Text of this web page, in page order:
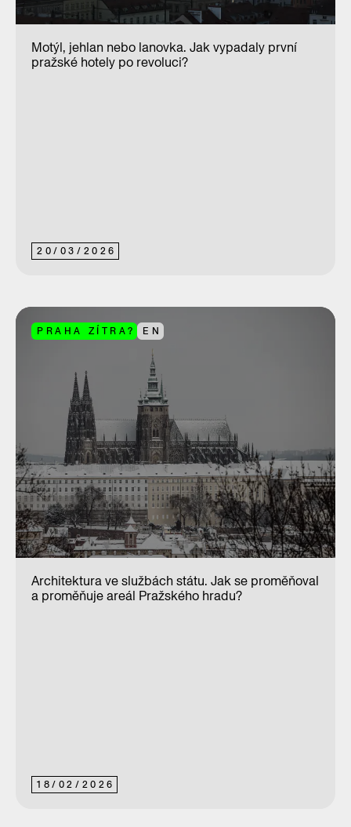
20/ 03/ 2026
Motýl, jehlan nebo lanovka. Jak vypadaly první
pražské hotely po revoluci?
PRAHA ZÍTRA? EN
18/ 02/ 2026
Architektura ve službách státu. Jak se proměňoval
a proměňuje areál Pražského hradu?